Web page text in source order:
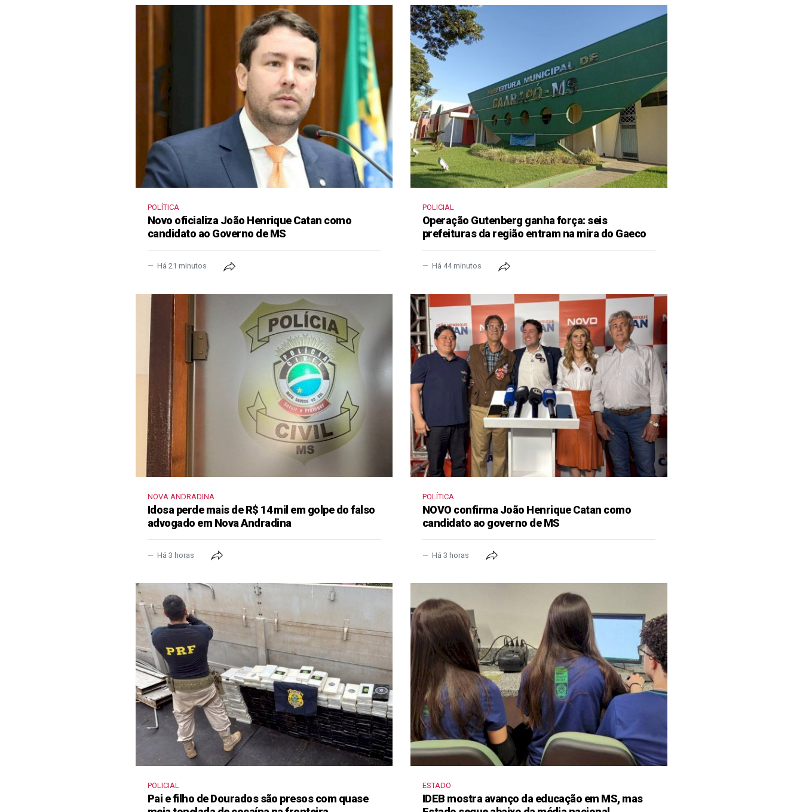
POLÍTICA
Novo oficializa João Henrique Catan como
candidato ao Governo de MS
Há 21 minutos
POLICIAL
Operação Gutenberg ganha força: seis
prefeituras da região entram na mira do Gaeco
Há 44 minutos
NOVA ANDRADINA
Idosa perde mais de R$ 14 mil em golpe do falso
advogado em Nova Andradina
Há 3 horas
POLÍTICA
NOVO confirma João Henrique Catan como
candidato ao governo de MS
Há 3 horas
POLICIAL
Pai e filho de Dourados são presos com quase
ESTADO
IDEB mostra avanço da educação em MS, mas